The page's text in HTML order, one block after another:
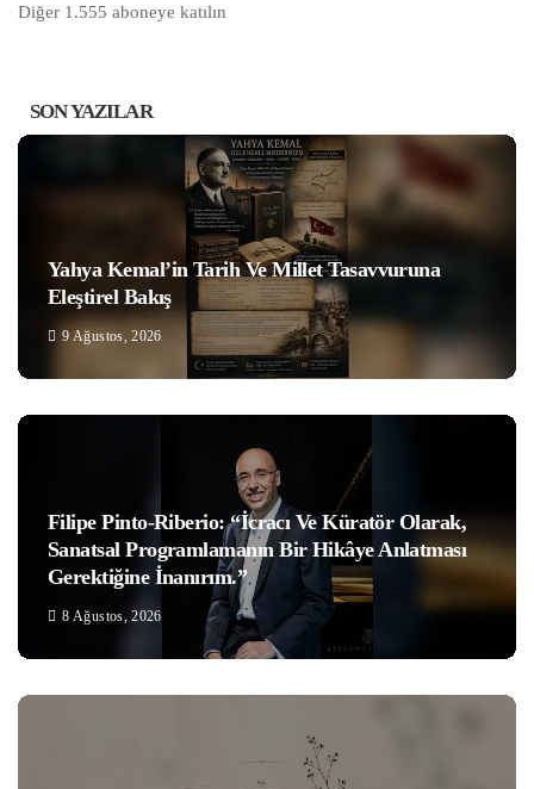
Diğer 1.555 aboneye katılın
SON YAZILAR
Yahya Kemal’in Tarih Ve Millet Tasavvuruna
Eleştirel Bakış
9 Ağustos, 2026
Filipe Pinto-Riberio: “İcracı Ve Küratör Olarak,
Sanatsal Programlamanın Bir Hikâye Anlatması
Gerektiğine İnanırım.”
8 Ağustos, 2026